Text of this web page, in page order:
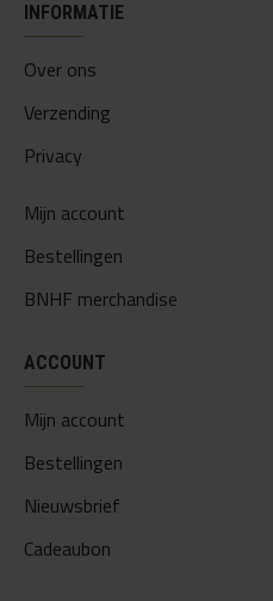
INFORMATIE
Over ons
Verzending
Privacy
Mijn account
Bestellingen
BNHF merchandise
ACCOUNT
Mijn account
Bestellingen
Nieuwsbrief
Cadeaubon